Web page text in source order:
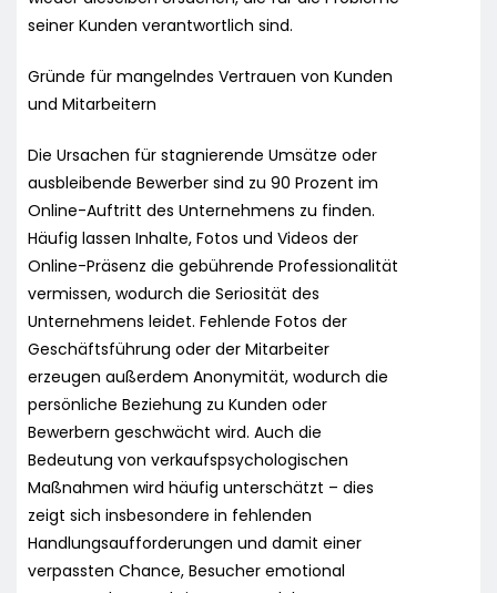
seiner Kunden verantwortlich sind.
Gründe für mangelndes Vertrauen von Kunden
und Mitarbeitern
Die Ursachen für stagnierende Umsätze oder
ausbleibende Bewerber sind zu 90 Prozent im
Online-Auftritt des Unternehmens zu finden.
Häufig lassen Inhalte, Fotos und Videos der
Online-Präsenz die gebührende Professionalität
vermissen, wodurch die Seriosität des
Unternehmens leidet. Fehlende Fotos der
Geschäftsführung oder der Mitarbeiter
erzeugen außerdem Anonymität, wodurch die
persönliche Beziehung zu Kunden oder
Bewerbern geschwächt wird. Auch die
Bedeutung von verkaufspsychologischen
Maßnahmen wird häufig unterschätzt – dies
zeigt sich insbesondere in fehlenden
Handlungsaufforderungen und damit einer
verpassten Chance, Besucher emotional